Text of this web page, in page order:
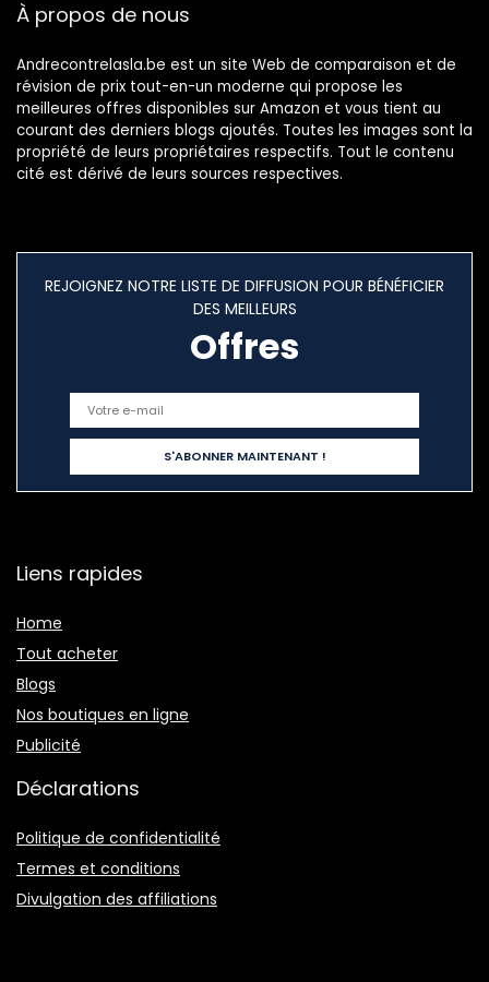
À propos de nous
Andrecontrelasla.be est un site Web de comparaison et de
révision de prix tout-en-un moderne qui propose les
meilleures offres disponibles sur Amazon et vous tient au
courant des derniers blogs ajoutés. Toutes les images sont la
propriété de leurs propriétaires respectifs. Tout le contenu
cité est dérivé de leurs sources respectives.
REJOIGNEZ NOTRE LISTE DE DIFFUSION POUR BÉNÉFICIER
DES MEILLEURS
Offres
Liens rapides
Home
Tout acheter
Blogs
Nos boutiques en ligne
Publicité
Déclarations
Politique de confidentialité
Termes et conditions
Divulgation des affiliations